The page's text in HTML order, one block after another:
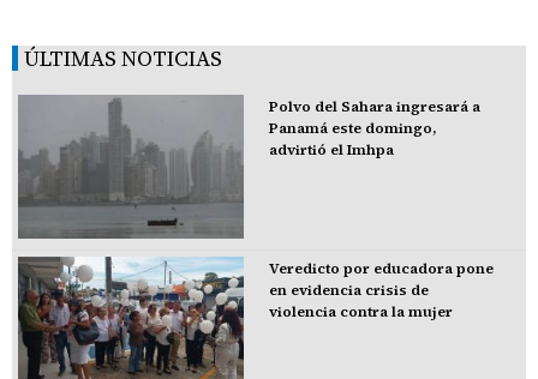
ÚLTIMAS NOTICIAS
Polvo del Sahara ingresará a
Panamá este domingo,
advirtió el Imhpa
Veredicto por educadora pone
en evidencia crisis de
violencia contra la mujer